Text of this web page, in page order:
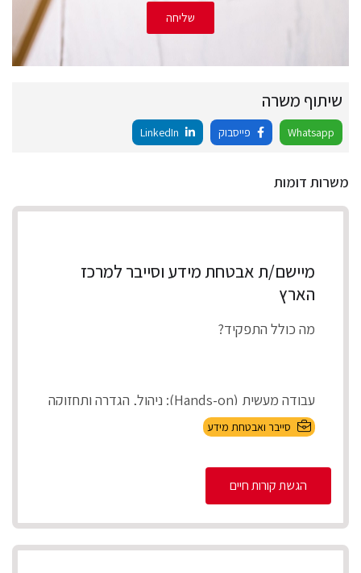
שליחה
שיתוף משרה
Whatsapp פייסבוק
משרות דומות
מיישם/ת אבטחת מידע וסייבר למרכז
הארץ
מה כולל התפקיד?
עבודה מעשית (Hands-on): ניהול, הגדרה ותחזוקה
ובענן).
Incident Respons...
סייבר ואבטחת מידע
הגשת קורות חיים